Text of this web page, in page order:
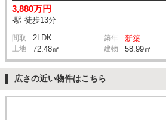
3,880万円
-駅 徒歩13分
間取 2LDK 築年 新築
土地 72.48㎡ 建物 58.99㎡
広さの近い物件はこちら